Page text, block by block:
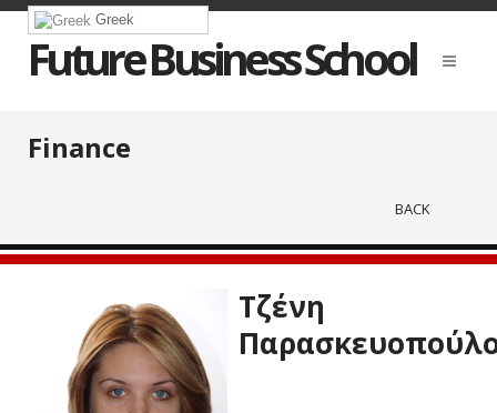
Greek
Future Business School
Finance
BACK
Τζένη